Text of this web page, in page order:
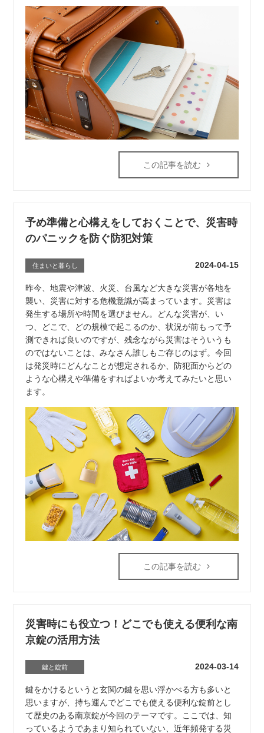
この記事を読む
予め準備と心構えをしておくことで、災害時
のパニックを防ぐ防犯対策
住まいと暮らし 2024-04-15
昨今、地震や津波、火災、台風など大きな災害が各地を
襲い、災害に対する危機意識が高まっています。災害は
発生する場所や時間を選びません。どんな災害が、い
つ、どこで、どの規模で起こるのか、状況が前もって予
測できれば良いのですが、残念ながら災害はそういうも
のではないことは、みなさん誰しもご存じのはず。今回
は発災時にどんなことが想定されるか、防犯面からどの
ような心構えや準備をすればよいか考えてみたいと思い
ます。
この記事を読む
災害時にも役立つ！どこでも使える便利な南
京錠の活用方法
鍵と錠前 2024-03-14
鍵をかけるというと玄関の鍵を思い浮かべる方も多いと
思いますが、持ち運んでどこでも使える便利な錠前とし
て歴史のある南京錠が今回のテーマです。ここでは、知
っているようであまり知られていない、近年頻発する災